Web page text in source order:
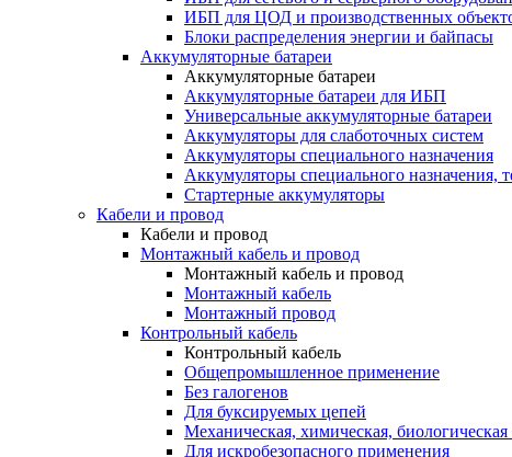
ИБП для ЦОД и производственных
Блоки распределения энергии и байпасы
Аккумуляторные батареи
Аккумуляторные батареи
Аккумуляторные батареи для ИБП
Универсальные аккумуляторные батареи
Аккумуляторы для слаботочных систем
Аккумуляторы специального назначения
Аккумуляторы специального назначения,
Стартерные аккумуляторы
Кабели и провод
Кабели и провод
Монтажный кабель и провод
Монтажный кабель и провод
Монтажный кабель
Монтажный провод
Контрольный кабель
Контрольный кабель
Общепромышленное применение
Без галогенов
Для буксируемых цепей
Механическая, химическая, биологическая
Для искробезопасного применения